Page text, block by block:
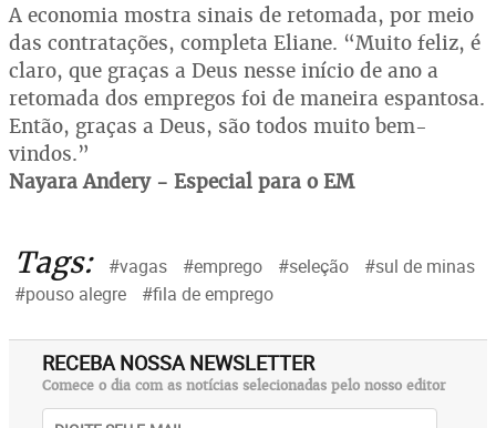
A economia mostra sinais de retomada, por meio
das contratações, completa Eliane. “Muito feliz, é
claro, que graças a Deus nesse início de ano a
retomada dos empregos foi de maneira espantosa.
Então, graças a Deus, são todos muito bem-
vindos.”
Nayara Andery - Especial para o EM
Tags: #vagas #emprego #seleção
#sul de minas
#pouso alegre
#fila de emprego
RECEBA NOSSA NEWSLETTER
Comece o dia com as notícias selecionadas pelo nosso editor